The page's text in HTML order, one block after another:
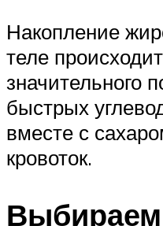
Накопление
теле
значительного
быстрых
вместе с
кровоток.